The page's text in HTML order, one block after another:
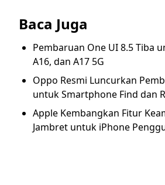
Baca Juga
Pembaruan One UI 8.5 Tiba
A16, dan A17 5G
Oppo Resmi Luncurkan
untuk Smartphone Find dan
Apple Kembangkan Fitur
Jambret untuk iPhone